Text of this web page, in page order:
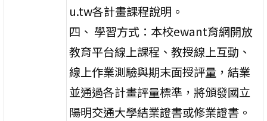
u.tw各計畫課程說明。
四、 學習方式：本校ewant育網開放
教育平台線上課程、教授線上互動、
線上作業測驗與期末面授評量，結業
並通過各計畫評量標準，將頒發國立
陽明交通大學結業證書或修業證書。